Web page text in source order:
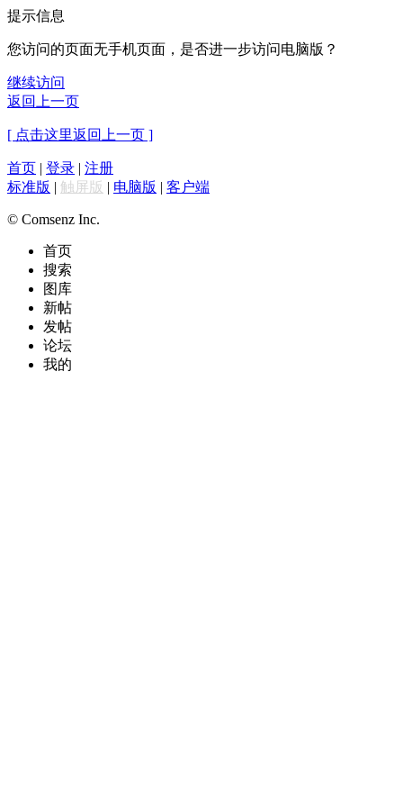
提示信息
您访问的页面无手机页面，是否进一步访问电脑版？
继续访问
返回上一页
[ 点击这里返回上一页 ]
首页 | 登录 | 注册
标准版 | 触屏版 | 电脑版 | 客户端
© Comsenz Inc.
首页
搜索
图库
新帖
发帖
论坛
我的